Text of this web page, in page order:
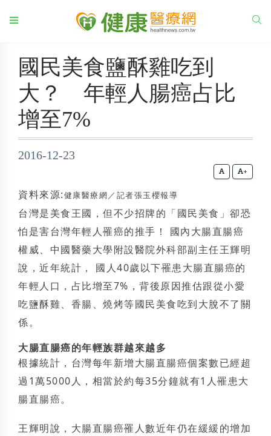
國民美食鹽酥雞吃到
大？ 年輕人腸癌占比
增至7%
2016-12-23
+
資料來源:健康醫療網／記者張玉櫻報導
台灣是美食王國，但不少招牌的「國民美食」卻恐
怕是害台灣年輕人罹癌的推手！ 國內大腸直腸癌
權威、中國醫藥大學附設醫院外科部副主任王輝明
說，近年統計， 國人40歲以下罹患大腸直腸癌的
年輕人口，占比增至7%，背後原因推估跟從小愛
吃鹽酥雞、香腸、燒烤等國民美食吃到大脫不了關
係。
大腸直腸癌的年輕族群越來越多
根據統計，台灣每年新增大腸直腸癌個案數已經超
過1萬5000人，相當於約每35分鐘就有1人罹患大
腸直腸癌。
王輝明說，大腸直腸癌罹人數近年仍在緩緩的增加